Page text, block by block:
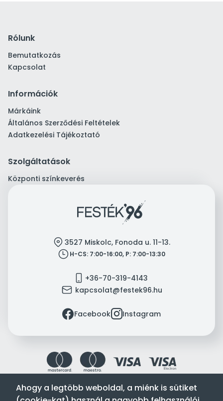
Rólunk
Bemutatkozás
Kapcsolat
Információk
Márkáink
Általános Szerződési Feltételek
Adatkezelési Tájékoztató
Szolgáltatások
Központi színkeverés
location 3527 Miskolc, Fonoda u. 11-13.
clock H-CS: 7:00-16:00, P: 7:00-13:30
mobile +36-70-319-4143
mail kapcsolat@festek96.hu
facebookFacebookinstagramInstagram
Ahogy a legtöbb weboldal, a miénk is sütiket